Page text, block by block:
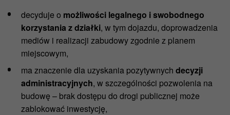
decyduje o możliwości legalnego i swobodnego
korzystania z działki, w tym dojazdu, doprowadzenia
mediów i realizacji zabudowy zgodnie z planem
miejscowym,
ma znaczenie dla uzyskania pozytywnych decyzji
administracyjnych, w szczególności pozwolenia na
budowę – brak dostępu do drogi publicznej może
zablokować inwestycję,